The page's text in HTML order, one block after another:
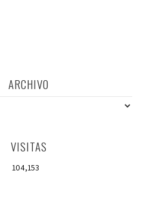
ARCHIVO
VISITAS
104,153